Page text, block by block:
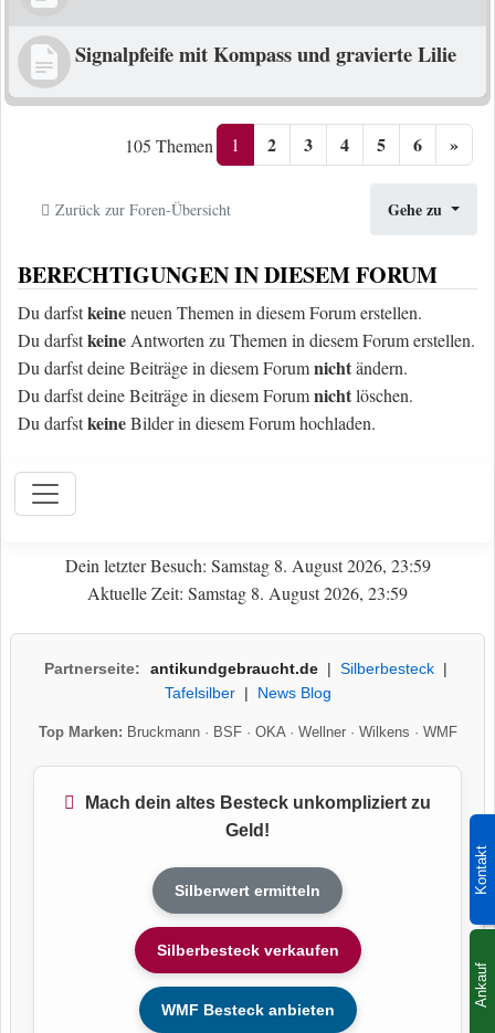
Kontakt
Ankauf
Signalpfeife mit Kompass und gravierte Lilie
105 Themen 1 2 3 4 5 6 »
Zurück zur Foren-Übersicht Gehe zu
BERECHTIGUNGEN IN DIESEM FORUM
Du darfstkeineneuen Themen in diesem Forum erstellen.
Du darfstkeine Antworten zu Themen in diesem Forum erstellen.
Du darfst deine Beiträge in diesem Forumnichtändern.
Du darfst deine Beiträge in diesem Forumnichtlöschen.
Du darfstkeineBilder in diesem Forum hochladen.
Dein letzter Besuch: Samstag 8. August 2026, 23:59
Aktuelle Zeit: Samstag 8. August 2026, 23:59
Partnerseite: antikundgebraucht.de| Silberbesteck|
Tafelsilber| News Blog
Top Marken: Bruckmann· BSF· OKA· Wellner· Wilkens · WMF
Mach dein altes Besteck unkompliziert zu
Geld!
Silberwert ermitteln
Silberbesteck verkaufen
WMF Besteck anbieten